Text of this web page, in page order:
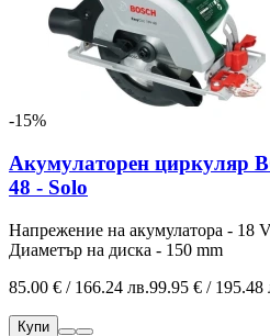
-15%
Акумулаторен циркуляр
48 - Solo
Напрежение на акумулатора - 18
Диаметър на диска - 150 mm
85.00 € / 166.24 лв.99.95 € / 195.48
Купи